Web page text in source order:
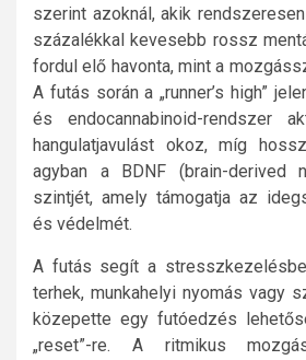
szerint azoknál, akik
százalékkal kevesebb rossz
fordul elő havonta, mint a
A futás során a „runner’s high”
és endocannabinoid-rendszer
hangulatjavulást okoz, míg
agyban a BDNF (brain-derived
szintjét, amely támogatja az
és védelmét.
A futás segít a
terhek, munkahelyi nyomás vagy
közepette egy futóedzés
„reset”-re. A ritmikus